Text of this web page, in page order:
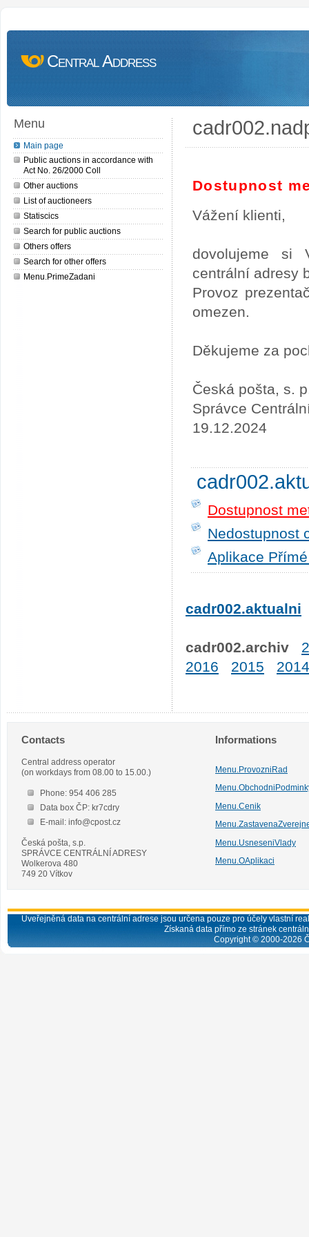
Central Address
Menu
Main page
Public auctions in accordance with
Act No. 26/2000 Coll
Other auctions
List of auctioneers
Statiscics
Search for public auctions
Others offers
Search for other offers
Menu.PrimeZadani
Dostupnost
Vážení klienti,
dovolujeme si
centrální adresy
Provoz
omezen.
Děkujeme za
Česká pošta, s.
Správce
19.12.2024
Dostupnost
Nedostupnost
Aplikace
cadr002.aktualni
cadr002.archiv
2016
2015 2014
Contacts
Central address operator
(on workdays from 08.00 to 15.00.)
Phone: 954 406 285
Data box ČP: kr7cdry
E-mail: info@cpost.cz
Česká pošta, s.p.
SPRÁVCE CENTRÁLNÍ ADRESY
Wolkerova 480
749 20 Vítkov
Informations
Menu.ProvozniRad
Menu.Cenik
Menu.UsneseniVlady
Menu.OAplikaci
Uveřejněná data na centrální adrese jsou určena pouze pro účely vlastní
Získaná data přímo ze stránek
Copyright © 2000-2026